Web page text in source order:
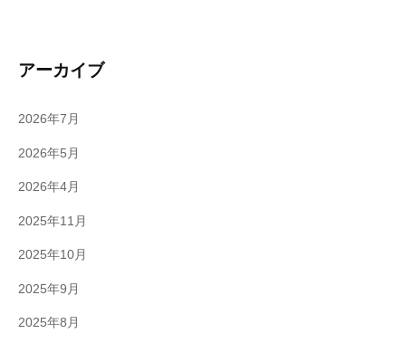
アーカイブ
2026年7月
2026年5月
2026年4月
2025年11月
2025年10月
2025年9月
2025年8月